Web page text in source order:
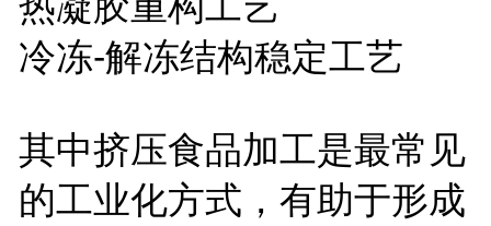
冷冻-解冻结构稳定工艺
其中挤压食品加工是最常见
的工业化方式，有助于形成